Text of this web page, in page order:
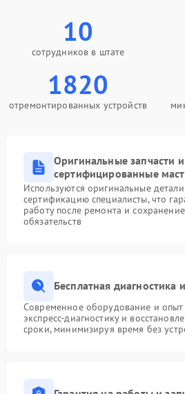
10
сотрудников в штате
1820
отремонтированных устройств
Оригинальные запчасти и
сертифицированные
Используются оригинальные
сертификацию специалисты, что
работу после ремонта и
обязательств
Бесплатная
Современное оборудование и опыт
экспресс-диагностику и
сроки, минимизируя время без